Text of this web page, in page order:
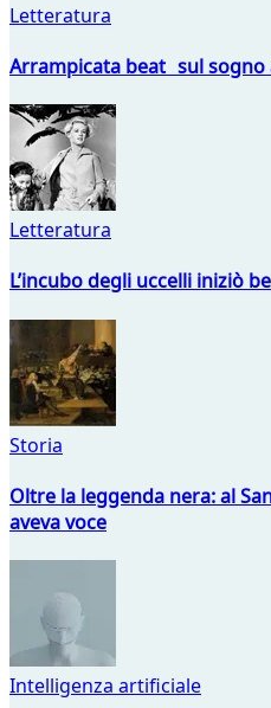
Letteratura
Arrampicata beat sul sogno
Letteratura
L’incubo degli uccelli iniziò
Storia
Oltre la leggenda nera: al
aveva voce
Intelligenza artificiale